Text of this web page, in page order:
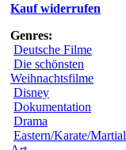
Kauf widerrufen
Genres:
Deutsche Filme
Die schönsten
Weihnachtsfilme
Disney
Dokumentation
Drama
Eastern/Karate/Martial